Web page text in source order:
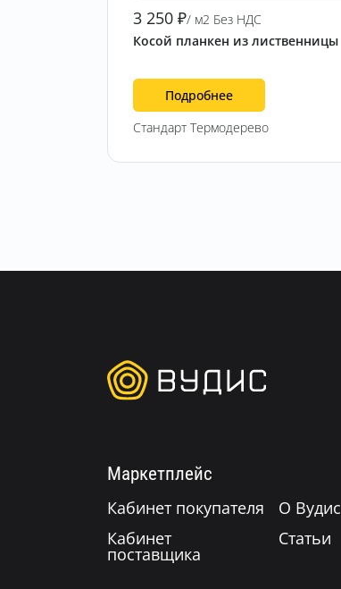
3 250 ₽/ м2 Без НДС
Косой планкен из лиственницы
Подробнее
Стандарт Термодерево
Маркетплейс
Кабинет покупателя
Кабинет
поставщика
О Вудис
Статьи